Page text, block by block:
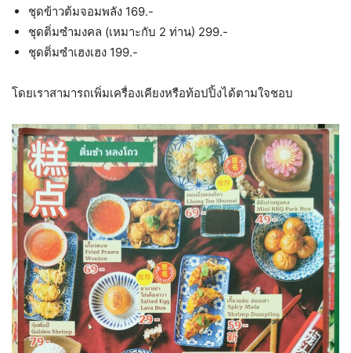
ชุดข้าวต้มจอมพลัง 169.-
ชุดติ่มซำมงคล (เหมาะกับ 2 ท่าน) 299.-
ชุดติ่มซำเฮงเฮง 199.-
โดยเราสามารถเพิ่มเครื่องเคียงหรือท้อปปิ้งได้ตามใจชอบ